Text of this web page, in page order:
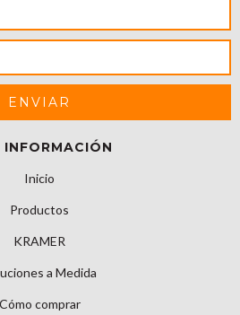
INFORMACIÓN
Inicio
Productos
KRAMER
a Medida
Cómo comprar